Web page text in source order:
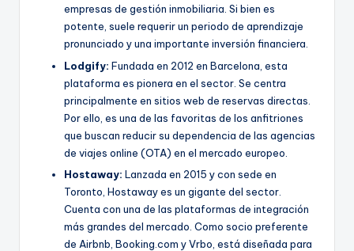
empresas de gestión inmobiliaria. Si bien es
potente, suele requerir un periodo de aprendizaje
pronunciado y una importante inversión financiera.
Lodgify: Fundada en 2012 en Barcelona, esta
plataforma es pionera en el sector. Se centra
principalmente en sitios web de reservas directas.
Por ello, es una de las favoritas de los anfitriones
que buscan reducir su dependencia de las agencias
de viajes online (OTA) en el mercado europeo.
Hostaway: Lanzada en 2015 y con sede en
Toronto, Hostaway es un gigante del sector.
Cuenta con una de las plataformas de integración
más grandes del mercado. Como socio preferente
de Airbnb, Booking.com y Vrbo, está diseñada para